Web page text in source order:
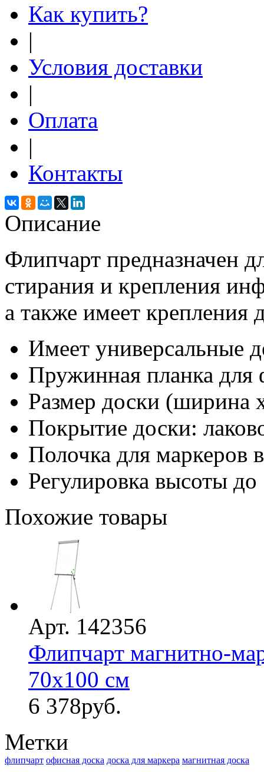
Как купить?
|
Условия доставки
|
Оплата
|
Контакты
Описание
Флипчарт предназначен
стирания и крепления
а также имеет крепления
Имеет универсальные
Пружинная планка для
Размер доски (ширина
Покрытие доски:
Полочка для маркеров
Регулировка высоты
Похожие товары
Арт. 142356
Флипчарт магнитно-
70х100 см
6 378руб.
Метки
флипчарт офисная доска доска для маркера магнитная доска